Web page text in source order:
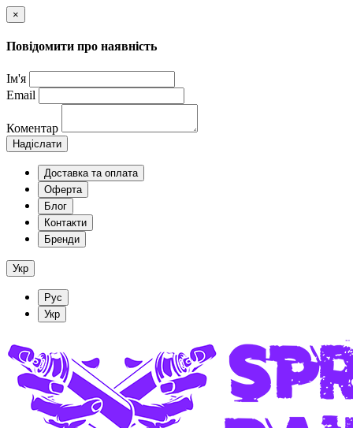
×
Повідомити про наявність
Ім'я
Email
Коментар
Надіслати
Доставка та оплата
Оферта
Блог
Контакти
Бренди
Укр
Рус
Укр